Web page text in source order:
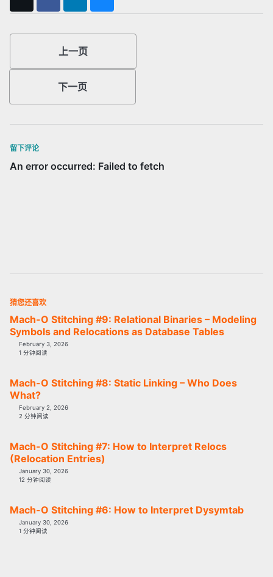
上一页
下一页
留下评论
猜您还喜欢
Mach-O Stitching #9: Relational Binaries – Modeling
Symbols and Relocations as Database Tables
February 3, 2026
1 分钟阅读
Mach-O Stitching #8: Static Linking – Who Does
What?
February 2, 2026
2 分钟阅读
Mach-O Stitching #7: How to Interpret Relocs
(Relocation Entries)
January 30, 2026
12 分钟阅读
Mach-O Stitching #6: How to Interpret Dysymtab
January 30, 2026
1 分钟阅读